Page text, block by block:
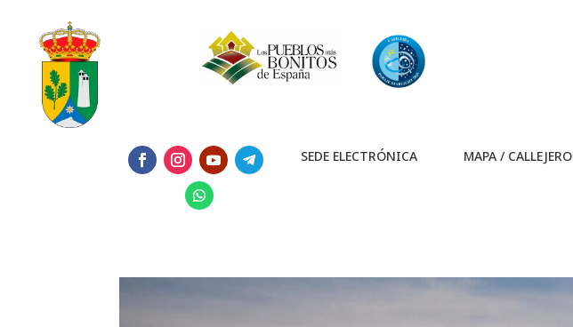
SEDE ELECTRÓNICA MAPA / CALLEJERO